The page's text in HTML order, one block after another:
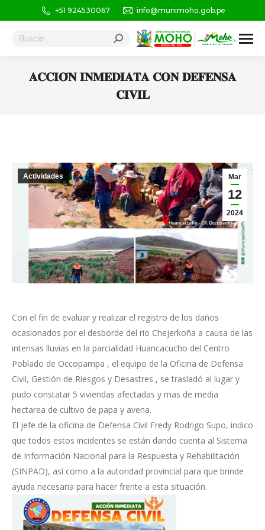
+51 924530067 info@munimoho.gob.pe
Buscar:
𝐀𝐂𝐂𝐈𝐎́𝐍 𝐈𝐍𝐌𝐄𝐃𝐈𝐀𝐓𝐀 𝐂𝐎𝐍 𝐃𝐄𝐅𝐄𝐍𝐒𝐀
𝐂𝐈𝐕𝐈𝐋
Mar
12
2024
Actividades
Con el fin de evaluar y realizar el registro de los daños
ocasionados por el desborde del rio Chejerkoña a causa de las
intensas lluvias en la parcialidad Huancacucho del Centro
Poblado de Occopampa , el equipo de la Oficina de Defensa
Civil, Gestión de Riesgos y Desastres , se trasladó al lugar y
pudo constatar 5 viviendas afectadas y mas de media
hectarea de cultivo de papa y avena.
El jefe de la oficina de Defensa Civil Fredy Rodrigo Supo, indico
que todos estos incidentes se están dando cuenta al Sistema
de Información Nacional para la Respuesta y Rehabilitación
(SINPAD), así como a la autoridad provincial para que brinde
ayuda necesaria para hacer frente a esta situación.